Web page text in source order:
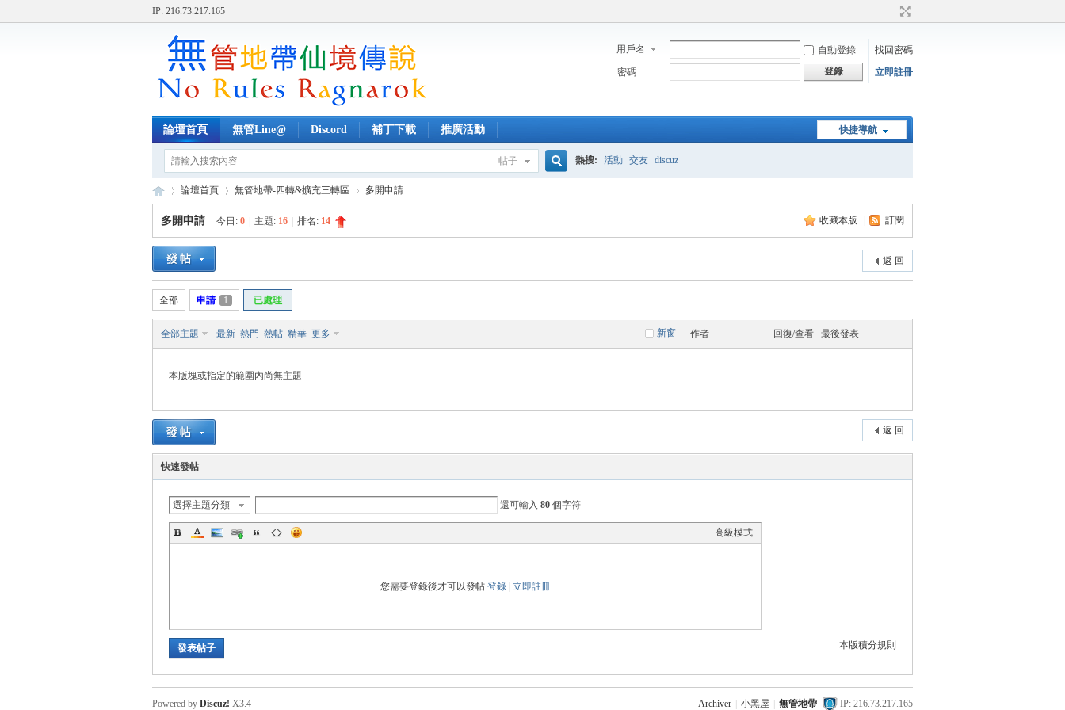
IP: 216.73.217.165
用戶名 自動登錄
找回密碼
密碼
登錄 立即註冊
快捷導航
論壇首頁 無管Line@ Discord 補丁下載 推廣活動
帖子 熱搜: 活動 交友 discuz
管
»
論壇首頁 無管地帶-四轉&擴充三轉區 多開申請
收藏本版 訂閱
多開申請 今日: 0 主題: 16 排名: 14
返 回
全部 申請 1 已處理
新窗
全部主題 最新 熱門 熱帖 精華 更多 作者 回復/查看 最後發表
本版塊或指定的範圍內尚無主題
返 回
快速發帖
選擇主題分類 還可輸入 80 個字符
高級模式
您需要登錄後才可以發帖 登錄| 立即註冊
本版積分規則
發表帖子
Archiver 小黑屋 無管地帶 IP: 216.73.217.165
Powered by Discuz! X3.4